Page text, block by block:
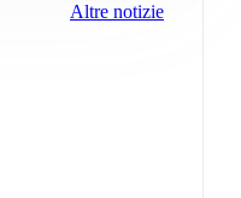
Altre notizie